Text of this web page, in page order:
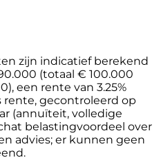
zijn indicatief berekend
(totaal € 100.000
een rente van 3.25%
rente, gecontroleerd op
(annuïteit, volledige
belastingvoordeel over
advies; er kunnen geen